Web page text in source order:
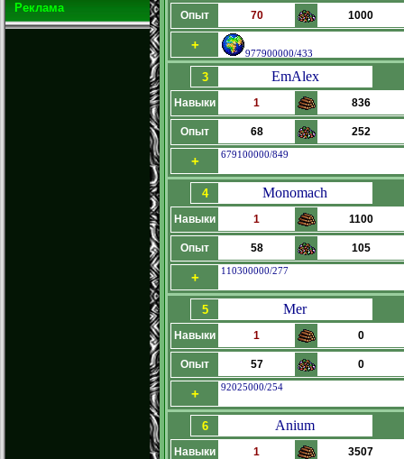
Реклама
Опыт 70 1000
+
977900000/433
3 EmAlex
Навыки 1 836
Опыт 68 252
+ 679100000/849
4 Monomach
Навыки 1 1100
Опыт 58 105
+ 110300000/277
5 Mer
Навыки 1 0
Опыт 57 0
+ 92025000/254
6 Anium
Навыки 1 3507